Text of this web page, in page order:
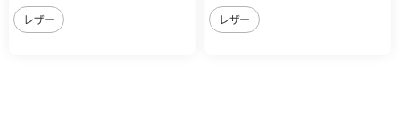
レザー レザー